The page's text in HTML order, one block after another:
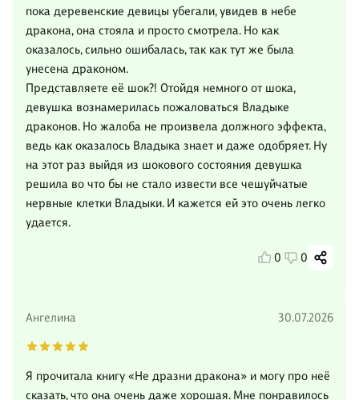
пока деревенские девицы убегали, увидев в небе
дракона, она стояла и просто смотрела. Но как
оказалось, сильно ошибалась, так как тут же была
унесена драконом.
Представляете её шок?! Отойдя немного от шока,
девушка вознамерилась пожаловаться Владыке
драконов. Но жалоба не произвела должного эффекта,
ведь как оказалось Владыка знает и даже одобряет. Ну
на этот раз выйдя из шокового состояния девушка
решила во что бы не стало извести все чешуйчатые
нервные клетки Владыки. И кажется ей это очень легко
удается.
0 0
Ангелина 30.07.2026
Я прочитала книгу «Не дразни дракона» и могу про неё
сказать, что она очень даже хорошая. Мне понравилось